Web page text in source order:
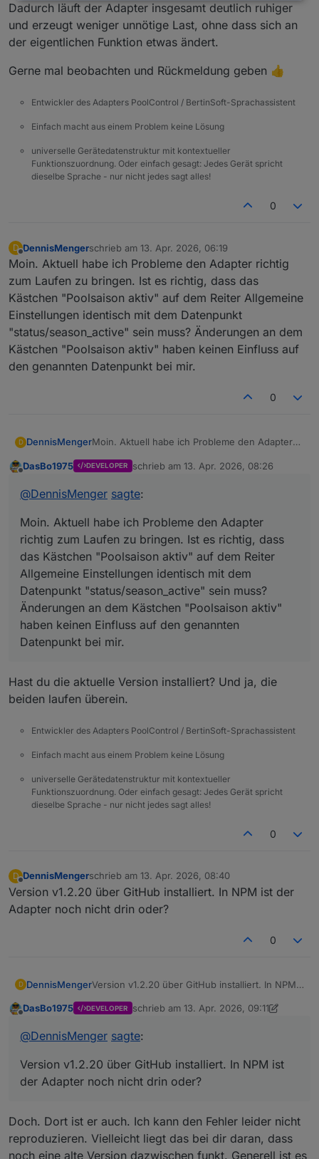
Dadurch läuft der Adapter insgesamt deutlich ruhiger
und erzeugt weniger unnötige Last, ohne dass sich an
der eigentlichen Funktion etwas ändert.
Gerne mal beobachten und Rückmeldung geben 👍
Entwickler des Adapters PoolControl / BertinSoft-Sprachassistent
Einfach macht aus einem Problem keine Lösung
universelle Gerätedatenstruktur mit kontextueller
Funktionszuordnung. Oder einfach gesagt: Jedes Gerät spricht
dieselbe Sprache - nur nicht jedes sagt alles!
0
D
Offline
DennisMengerschrieb am 13. Apr. 2026, 06:19
zuletzt editiert von
Moin. Aktuell habe ich Probleme den Adapter richtig
zum Laufen zu bringen. Ist es richtig, dass das
Kästchen "Poolsaison aktiv" auf dem Reiter Allgemeine
Einstellungen identisch mit dem Datenpunkt
"status/season_active" sein muss? Änderungen an dem
Kästchen "Poolsaison aktiv" haben keinen Einfluss auf
den genannten Datenpunkt bei mir.
0
D DennisMengerMoin. Aktuell habe ich Probleme den Adapter
dass das Kästchen "Poolsaison aktiv" auf dem
dem Datenpunkt "status/season_active" sein
"Poolsaison aktiv" haben keinen Einfluss auf
den genannten Datenpunkt bei mir.
DasBo1975 DEVELOPER schrieb am 13. Apr. 2026, 08:26
zuletzt editiert von
@DennisMenger sagte:
Moin. Aktuell habe ich Probleme den Adapter
richtig zum Laufen zu bringen. Ist es richtig, dass
das Kästchen "Poolsaison aktiv" auf dem Reiter
Allgemeine Einstellungen identisch mit dem
Datenpunkt "status/season_active" sein muss?
Änderungen an dem Kästchen "Poolsaison aktiv"
haben keinen Einfluss auf den genannten
Datenpunkt bei mir.
Hast du die aktuelle Version installiert? Und ja, die
beiden laufen überein.
Entwickler des Adapters PoolControl / BertinSoft-Sprachassistent
Einfach macht aus einem Problem keine Lösung
universelle Gerätedatenstruktur mit kontextueller
Funktionszuordnung. Oder einfach gesagt: Jedes Gerät spricht
dieselbe Sprache - nur nicht jedes sagt alles!
0
D
Offline
DennisMengerschrieb am 13. Apr. 2026, 08:40
zuletzt editiert von
Version v1.2.20 über GitHub installiert. In NPM ist der
Adapter noch nicht drin oder?
0
D DennisMengerVersion v1.2.20 über GitHub installiert. In NPM
DasBo1975 DEVELOPER schrieb am 13. Apr. 2026, 09:11
zuletzt editiert von DasBo1975
@DennisMenger sagte:
Version v1.2.20 über GitHub installiert. In NPM ist
der Adapter noch nicht drin oder?
Doch. Dort ist er auch. Ich kann den Fehler leider nicht
reproduzieren. Vielleicht liegt das bei dir daran, dass
noch eine alte Version dazwischen funkt. Generell ist es